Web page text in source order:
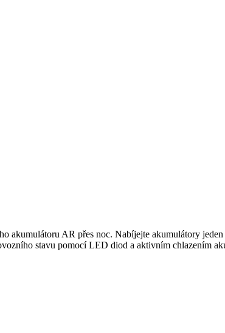
akumulátoru AR přes noc. Nabíjejte akumulátory
stavu pomocí LED diod a aktivním chlazením